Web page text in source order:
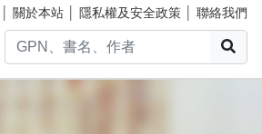
關於本站 隱私權及安全政策 聯絡我們